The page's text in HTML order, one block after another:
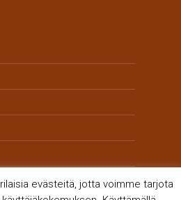
evästeitä, jotta voimme tarjota